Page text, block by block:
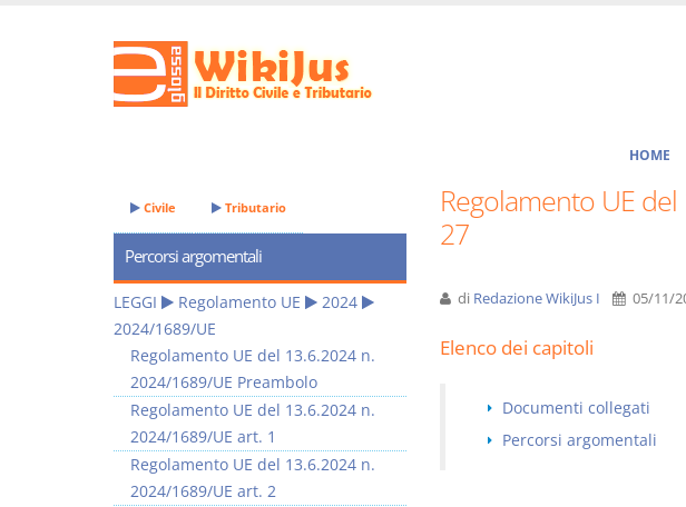
HOME
Regolamento UE
27
di Redazione WikiJus I 05/11/
Elenco dei capitoli
Documenti collegati
Percorsi argomentali
Civile Tributario
Percorsi argomentali
LEGGI Regolamento UE
2024
2024/1689/UE
Regolamento UE del 13.6.2024 n.
2024/1689/UE Preambolo
Regolamento UE del 13.6.2024 n.
2024/1689/UE art. 1
Regolamento UE del 13.6.2024 n.
2024/1689/UE art. 2